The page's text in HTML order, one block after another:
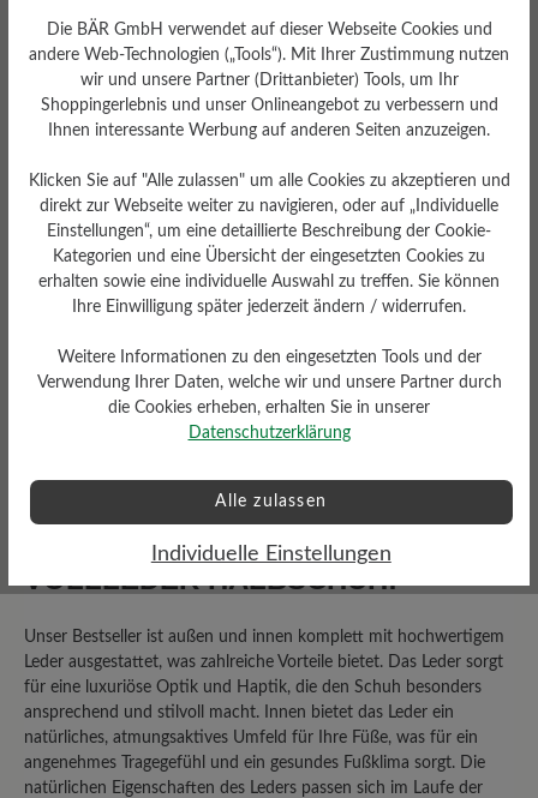
Bewertungen lesen
2 von 2 Bewertungen
Durchschnittliche Bewertung
4 von 5 Sternen
50%
Sehr gut (0)
Unbefriedigend (0)
Bewerten Sie dieses Produkt!
Teilen Sie Ihre Erfahrungen mit anderen
Kunden.
VOLLLEDER HALBSCHUH:
Unser Bestseller ist außen und innen komplett mit hochwertigem
Leder ausgestattet, was zahlreiche Vorteile bietet. Das Leder sorgt
für eine luxuriöse Optik und Haptik, die den Schuh besonders
ansprechend und stilvoll macht. Innen bietet das Leder ein
natürliches, atmungsaktives Umfeld für Ihre Füße, was für ein
angenehmes Tragegefühl und ein gesundes Fußklima sorgt. Die
natürlichen Eigenschaften des Leders passen sich im Laufe der
Die BÄR GmbH verwendet auf dieser Webseite Cookies und
andere Web-Technologien („Tools“). Mit Ihrer Zustimmung nutzen
wir und unsere Partner (Drittanbieter) Tools, um Ihr
Shoppingerlebnis und unser Onlineangebot zu verbessern und
Ihnen interessante Werbung auf anderen Seiten anzuzeigen.
Klicken Sie auf "Alle zulassen" um alle Cookies zu akzeptieren und
direkt zur Webseite weiter zu navigieren, oder auf „Individuelle
Einstellungen“, um eine detaillierte Beschreibung der Cookie-
Kategorien und eine Übersicht der eingesetzten Cookies zu
erhalten sowie eine individuelle Auswahl zu treffen. Sie können
Ihre Einwilligung später jederzeit ändern / widerrufen.
Weitere Informationen zu den eingesetzten Tools und der
Verwendung Ihrer Daten, welche wir und unsere Partner durch
die Cookies erheben, erhalten Sie in unserer
Datenschutzerklärung
Alle zulassen
Individuelle Einstellungen